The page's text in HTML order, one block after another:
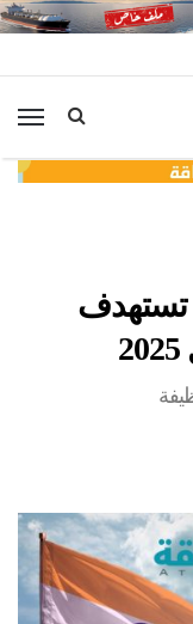
تستهدف